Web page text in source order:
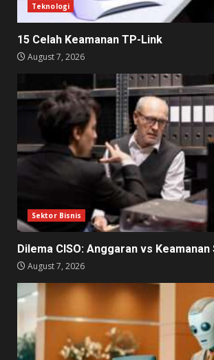
Teknologi
15 Celah Keamanan TP-Link
August 7, 2026
Sektor Bisnis
Dilema CISO: Anggaran vs Keamanan
August 7, 2026